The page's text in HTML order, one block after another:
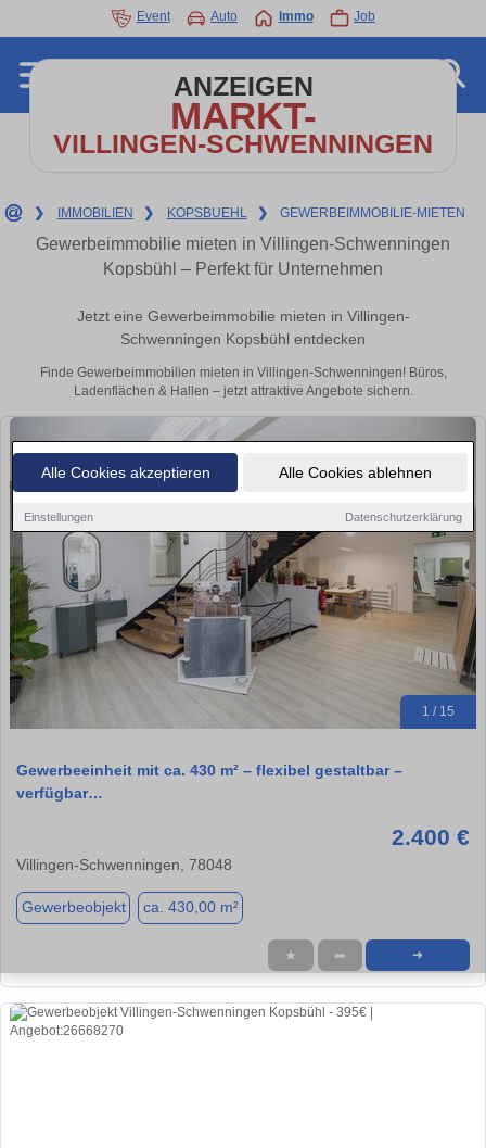
Alle Cookies akzeptieren Alle Cookies ablehnen
Einstellungen Datenschutzerklärung
Event Auto Immo Job
ANZEIGEN
MARKT-
VILLINGEN-SCHWENNINGEN
❯ IMMOBILIEN ❯ KOPSBUEHL ❯ GEWERBEIMMOBILIE-MIETEN
Gewerbeimmobilie mieten in Villingen-Schwenningen
Kopsbühl – Perfekt für Unternehmen
Jetzt eine Gewerbeimmobilie mieten in Villingen-
Schwenningen Kopsbühl entdecken
Finde Gewerbeimmobilien mieten in Villingen-Schwenningen! Büros,
Ladenflächen & Hallen – jetzt attraktive Angebote sichern.
1 / 15
Gewerbeeinheit mit ca. 430 m² – flexibel gestaltbar –
verfügbar…
2.400 €
Villingen-Schwenningen, 78048
Gewerbeobjekt ca. 430,00 m²
★ ➦ ➜